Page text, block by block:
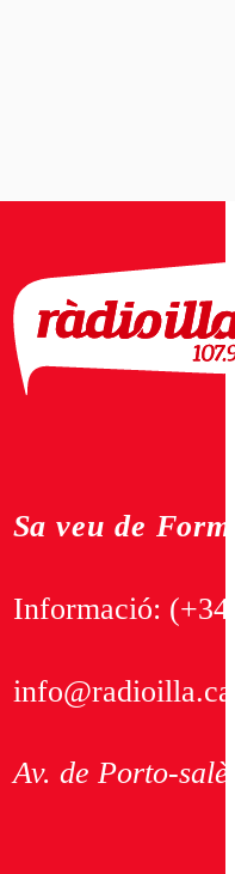
Sa veu de
Informació:
Av. de Porto-